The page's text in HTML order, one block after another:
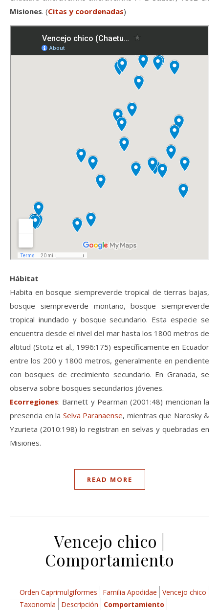
Misiones. (Citas y coordenadas)
Hábitat
Habita en bosque siempreverde tropical de tierras bajas,
bosque siempreverde montano, bosque siempreverde
tropical inundado y bosque secundario. Esta especie se
encuentra desde el nivel del mar hasta los 1800 metros de
altitud (Stotz et al., 1996:175) específicamente en Ecuador
entre los 200 y 1800 metros, generalmente en pendiente
con bosques de crecimiento secundario. En Granada, se
observa sobre bosques secundarios jóvenes.
Ecorregiones: Barnett y Pearman (2001:48) mencionan la
presencia en la Selva Paranaense, mientras que Narosky &
Yzurieta (2010:198) lo registran en selvas y quebradas en
Misiones.
READ MORE
Vencejo chico |
Comportamiento
Orden Caprimulgiformes Familia Apodidae
Vencejo chico
Taxonomía
Descripción
Comportamiento